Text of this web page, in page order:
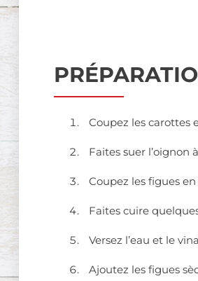
Coupez les carottes
Faites suer l’oignon
Coupez les figues
Faites cuire
Versez l’eau et le
Ajoutez les figues